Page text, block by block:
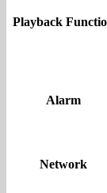
Playback
Alarm
Network